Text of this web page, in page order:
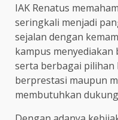
IAK Renatus
seringkali menjadi
sejalan dengan
kampus
serta berbagai pilihan
berprestasi maupun
membutuhkan